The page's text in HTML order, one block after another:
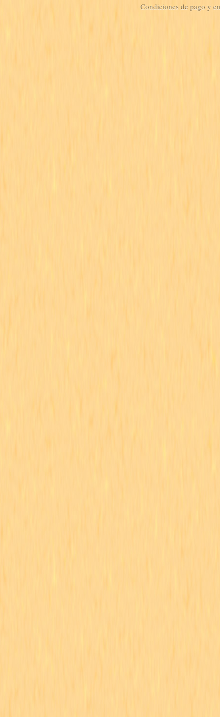
Condiciones de pago y